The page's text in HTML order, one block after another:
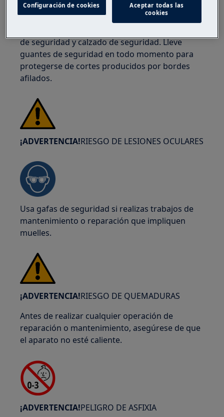
Tenga siempre cuidado al mover aparatos. Para
los aparatos pesados, lo más seguro es que los
de seguridad y calzado de seguridad. Lleve
guantes de seguridad en todo momento para
protegerse de cortes producidos por bordes
afilados.
¡ADVERTENCIA!RIESGO DE LESIONES OCULARES
Usa gafas de seguridad si realizas trabajos de
mantenimiento o reparación que impliquen
muelles.
¡ADVERTENCIA!RIESGO DE QUEMADURAS
Antes de realizar cualquier operación de
reparación o mantenimiento, asegúrese de que
el aparato no esté caliente.
¡ADVERTENCIA!PELIGRO DE ASFIXIA
Configuración de cookies
Aceptar todas las
cookies